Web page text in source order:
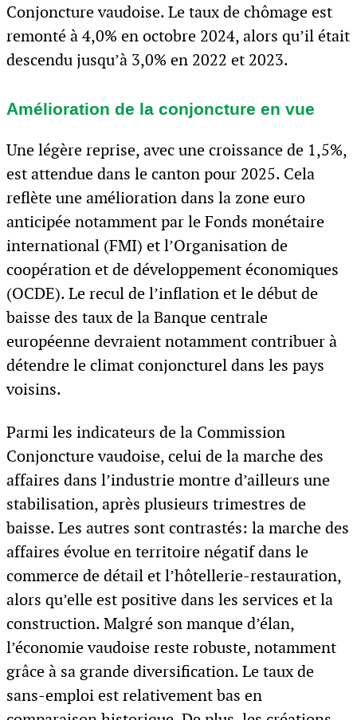
Conjoncture vaudoise. Le taux de chômage est
remonté à 4,0% en octobre 2024, alors qu’il était
descendu jusqu’à 3,0% en 2022 et 2023.
Amélioration de la conjoncture en vue
Une légère reprise, avec une croissance de 1,5%,
est attendue dans le canton pour 2025. Cela
reflète une amélioration dans la zone euro
anticipée notamment par le Fonds monétaire
international (FMI) et l’Organisation de
coopération et de développement économiques
(OCDE). Le recul de l’inflation et le début de
baisse des taux de la Banque centrale
européenne devraient notamment contribuer à
détendre le climat conjoncturel dans les pays
voisins.
Parmi les indicateurs de la Commission
Conjoncture vaudoise, celui de la marche des
affaires dans l’industrie montre d’ailleurs une
stabilisation, après plusieurs trimestres de
baisse. Les autres sont contrastés: la marche des
affaires évolue en territoire négatif dans le
commerce de détail et l’hôtellerie-restauration,
alors qu’elle est positive dans les services et la
construction. Malgré son manque d’élan,
l’économie vaudoise reste robuste, notamment
grâce à sa grande diversification. Le taux de
sans-emploi est relativement bas en